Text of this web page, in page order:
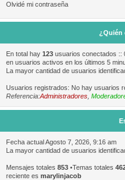
Olvidé mi contraseña
¿Quién
En total hay 123 usuarios conectados ::
en usuarios activos en los últimos 5
La mayor cantidad de usuarios
Usuarios registrados: No hay usuarios
Referencia:Administradores
Fecha actual Agosto 7, 2026, 9:16 am
La mayor cantidad de usuarios
Mensajes totales 853 •Temas totales
reciente es marylinjacob